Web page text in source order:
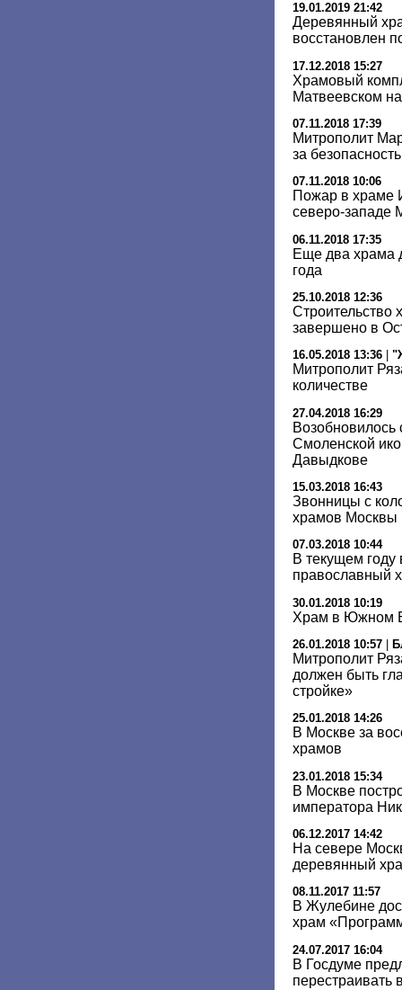
19.01.2019 21:42
Деревянный
восстановлен
17.12.2018 15:27
Храмовый
Матвеевском
07.11.2018 17:39
Митрополит
за
07.11.2018 10:06
Пожар в храме
северо-западе
06.11.2018 17:35
Еще два храма
года
25.10.2018 12:36
Строительство
завершено в
16.05.2018 13:36
Митрополит
количестве
27.04.2018 16:29
Возобновилось
Смоленской
Давыдкове
15.03.2018 16:43
Звонницы с
храмов Москвы
07.03.2018 10:44
В текущем
православный
30.01.2018 10:19
Храм в Южном
26.01.2018 10:57
Митрополит
должен быть
стройке»
25.01.2018 14:26
В Москве за
храмов
23.01.2018 15:34
В Москве
императора
06.12.2017 14:42
На севере
деревянный
08.11.2017 11:57
В Жулебине
храм
24.07.2017 16:04
В Госдуме
перестраивать